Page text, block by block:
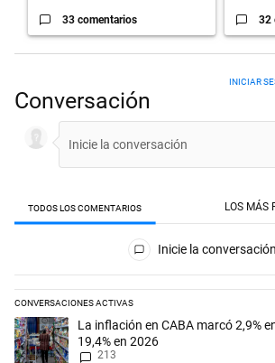
33 comentarios 32
Conversación
INICIAR
TODOS LOS COMENTARIOS LOS MÁS
Todos los comentarios
Inicie la conversación
CONVERSACIONES ACTIVAS
Este listado muestra los artículos con más
Un artículo de tendencia con el título "La
La inflación en CABA marcó 2,9%
19,4% en 2026
213